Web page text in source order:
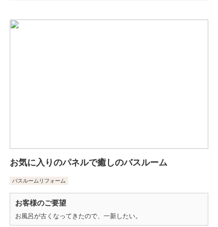
お気に入りのパネルで癒しのバスルーム
バスルームリフォーム
お客様のご要望
お風呂が古くなってきたので、一新したい。